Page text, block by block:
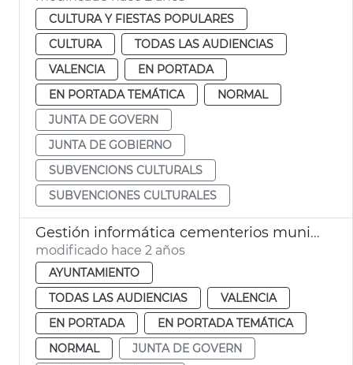
CULTURA Y FIESTAS POPULARES
CULTURA
TODAS LAS AUDIENCIAS
VALENCIA
EN PORTADA
EN PORTADA TEMÁTICA
NORMAL
JUNTA DE GOVERN
JUNTA DE GOBIERNO
SUBVENCIONS CULTURALS
SUBVENCIONES CULTURALES
Gestión informática cementerios municipales
modificado hace 2 años
AYUNTAMIENTO
TODAS LAS AUDIENCIAS
VALENCIA
EN PORTADA
EN PORTADA TEMÁTICA
NORMAL
JUNTA DE GOVERN